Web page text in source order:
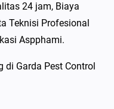
24 jam, Biaya
Teknisi Profesional
Aspphami.
di Garda Pest Control